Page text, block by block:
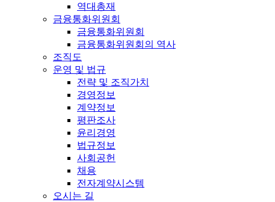
역대총재
금융통화위원회
금융통화위원회
금융통화위원회의 역사
조직도
운영 및 법규
전략 및 조직가치
경영정보
계약정보
평판조사
윤리경영
법규정보
사회공헌
채용
전자계약시스템
오시는 길